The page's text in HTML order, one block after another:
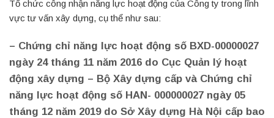
Tổ chức công nhận năng lực hoạt động của Công ty trong lĩnh
vực tư vấn xây dựng, cụ thể như sau:
– Chứng chỉ năng lực hoạt động số BXD-00000027
ngày 24 tháng 11 năm 2016 do Cục Quản lý hoạt
động xây dựng – Bộ Xây dựng cấp và Chứng chỉ
năng lực hoạt động số HAN- 000000027 ngày 05
tháng 12 năm 2019 do Sở Xây dựng Hà Nội cấp bao